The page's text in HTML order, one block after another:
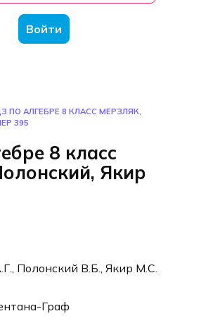
Войти
ПО АЛГЕБРЕ 8 КЛАСС МЕРЗЛЯК,
395
8 класс
Якир
Полонский В.Б., Якир М.С.
Граф